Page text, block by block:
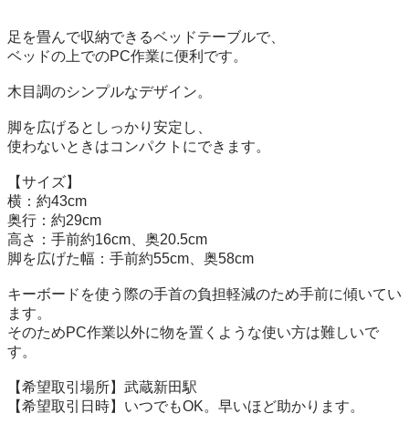
足を畳んで収納できるベッドテーブルで、
ベッドの上でのPC作業に便利です。
木目調のシンプルなデザイン。
脚を広げるとしっかり安定し、
使わないときはコンパクトにできます。
【サイズ】
横：約43cm
奥行：約29cm
高さ：手前約16cm、奥20.5cm
脚を広げた幅：手前約55cm、奥58cm
キーボードを使う際の手首の負担軽減のため手前に傾いてい
ます。
そのためPC作業以外に物を置くような使い方は難しいで
す。
【希望取引場所】武蔵新田駅
【希望取引日時】いつでもOK。早いほど助かります。